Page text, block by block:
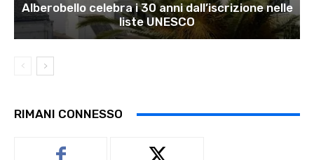
Alberobello celebra i 30 anni dall’iscrizione nelle
liste UNESCO
RIMANI CONNESSO